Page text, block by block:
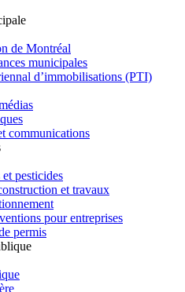
de Montréal
municipales
d’immobilisations (PTI)
communications
pesticides
et travaux
pour entreprises
permis